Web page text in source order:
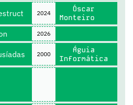
2024
Óscar
Monteiro
2026
2000
Águia
Informática